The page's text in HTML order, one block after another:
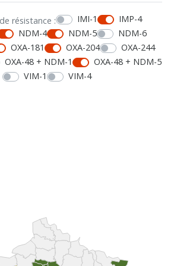
résistance : IMI-1
IMP-4
NDM-4 NDM-5
NDM-6
OXA-181 OXA-204
OXA-244
OXA-48 + NDM-1
OXA-48 + NDM-5
VIM-1
VIM-4